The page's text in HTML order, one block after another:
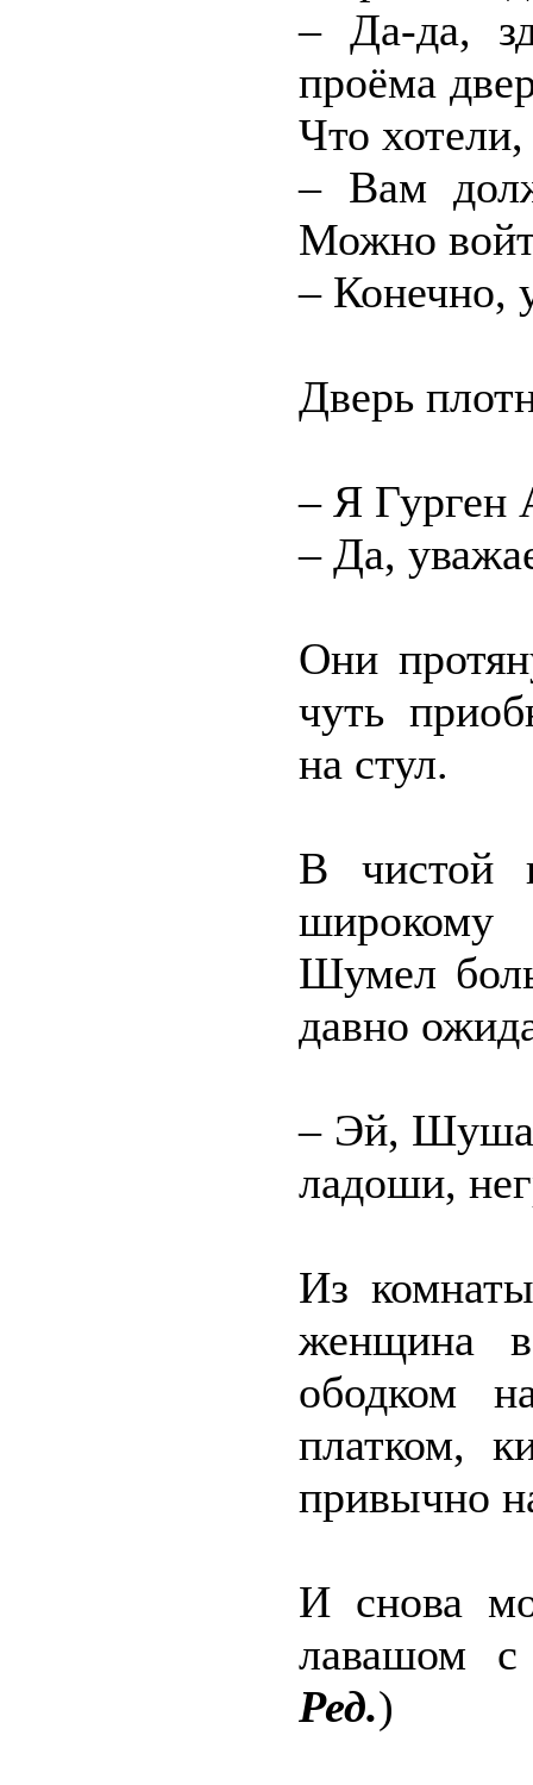
– Да-да,
проёма
Что
– Вам
Можно
– Конечно,
Дверь
– Я Гурген
– Да,
Они
чуть
на стул.
В чистой
Шумел
давно
– Эй,
ладоши,
Из
женщина
ободком
платком,
привычно
И снова
лавашом
Ред.)